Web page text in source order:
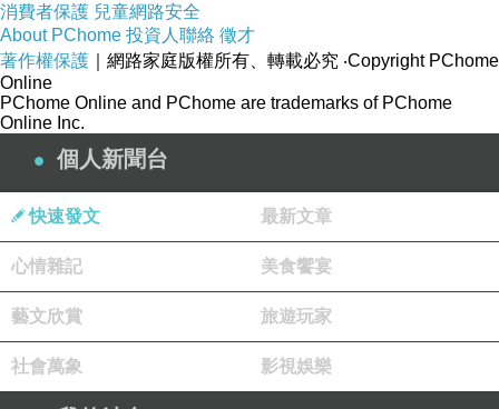
消費者保護 兒童網路安全
About PChome 投資人聯絡 徵才
著作權保護 ｜網路家庭版權所有、轉載必究 ‧Copyright PChome
Online
PChome Online and PChome are trademarks of PChome
Online Inc.
個人新聞台
快速發文 最新文章
心情雜記 美食饗宴
藝文欣賞 旅遊玩家
社會萬象 影視娛樂